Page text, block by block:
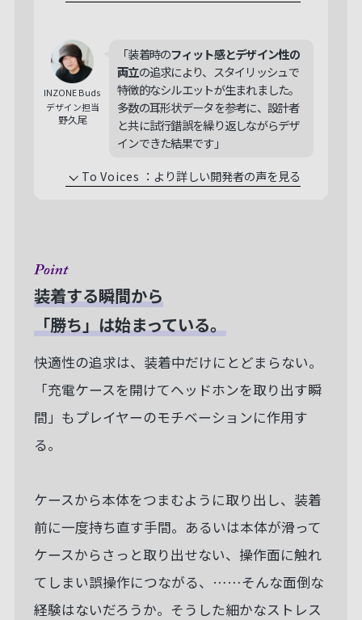
INZONE Buds
デザイン担当
野久尾
「装着時のフィット感とデザイン性の
両立の追求により、スタイリッシュで
特徴的なシルエットが生まれました。
多数の耳形状データを参考に、設計者
と共に試行錯誤を繰り返しながらデザ
インできた結果です」
To Voices ： より詳しい開発者の声を見る
装着する瞬間から
「勝ち」は始まっている。
快適性の追求は、装着中だけにとどまらない。
「充電ケースを開けてヘッドホンを取り出す瞬
間」もプレイヤーのモチベーションに作用す
る。
ケースから本体をつまむように取り出し、装着
前に一度持ち直す手間。あるいは本体が滑って
ケースからさっと取り出せない、操作面に触れ
てしまい誤操作につながる、……そんな面倒な
経験はないだろうか。そうした細かなストレス